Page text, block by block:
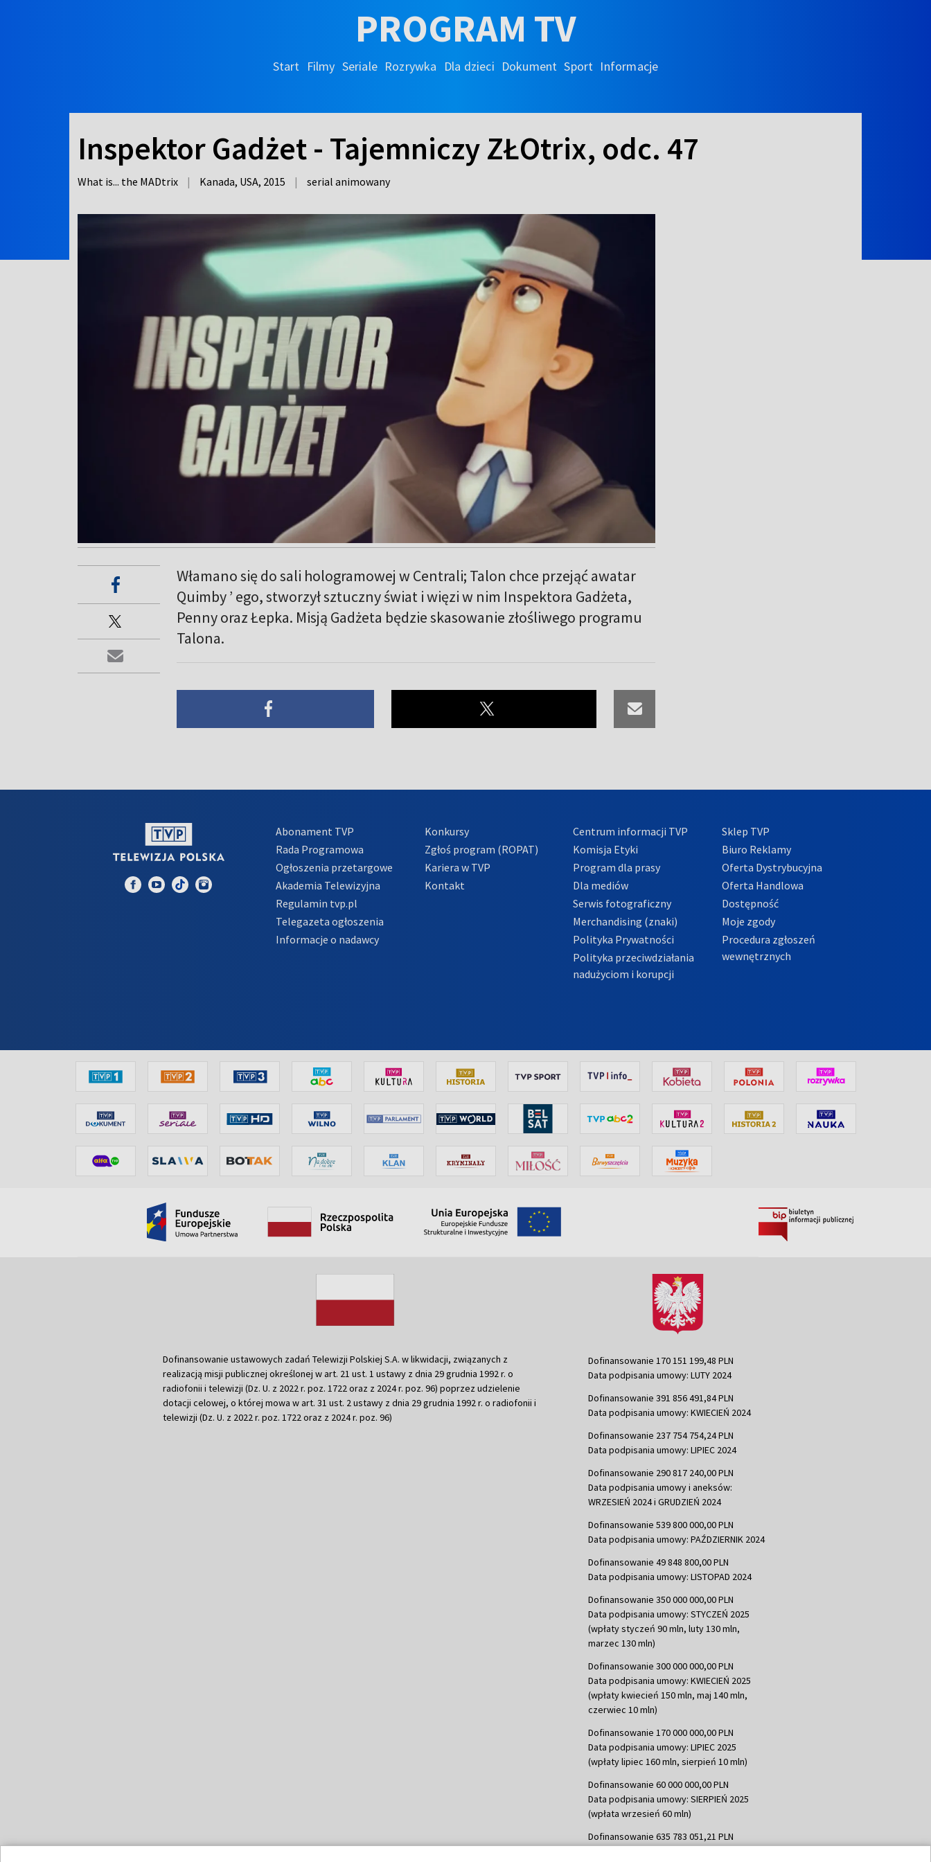
PROGRAM TV
Start Filmy Seriale Rozrywka Dla dzieci Dokument Sport Informacje
Inspektor Gadżet - Tajemniczy ZŁOtrix, odc. 47
What is... the MADtrix | Kanada, USA, 2015 | serial animowany
Włamano się do sali hologramowej w Centrali; Talon chce przejąć awatar
Quimby ’ ego, stworzył sztuczny świat i więzi w nim Inspektora Gadżeta,
Penny oraz Łepka. Misją Gadżeta będzie skasowanie złośliwego programu
Talona.
Abonament TVP
Rada Programowa
Ogłoszenia przetargowe
Akademia Telewizyjna
Regulamin tvp.pl
Telegazeta ogłoszenia
Informacje o nadawcy
Konkursy
Zgłoś program (ROPAT)
Kariera w TVP
Kontakt
Centrum informacji TVP
Komisja Etyki
Program dla prasy
Dla mediów
Serwis fotograficzny
Merchandising (znaki)
Polityka Prywatności
Polityka przeciwdziałania
nadużyciom i korupcji
Sklep TVP
Biuro Reklamy
Oferta Dystrybucyjna
Oferta Handlowa
Dostępność
Moje zgody
Procedura zgłoszeń
wewnętrznych
Dofinansowanie ustawowych zadań Telewizji Polskiej S.A. w likwidacji, związanych z
realizacją misji publicznej określonej w art. 21 ust. 1 ustawy z dnia 29 grudnia 1992 r. o
radiofonii i telewizji (Dz. U. z 2022 r. poz. 1722 oraz z 2024 r. poz. 96) poprzez udzielenie
dotacji celowej, o której mowa w art. 31 ust. 2 ustawy z dnia 29 grudnia 1992 r. o radiofonii i
telewizji (Dz. U. z 2022 r. poz. 1722 oraz z 2024 r. poz. 96)
Dofinansowanie 170 151 199,48 PLN
Data podpisania umowy: LUTY 2024
Dofinansowanie 391 856 491,84 PLN
Data podpisania umowy: KWIECIEŃ 2024
Dofinansowanie 237 754 754,24 PLN
Data podpisania umowy: LIPIEC 2024
Dofinansowanie 290 817 240,00 PLN
Data podpisania umowy i aneksów:
WRZESIEŃ 2024 i GRUDZIEŃ 2024
Dofinansowanie 539 800 000,00 PLN
Data podpisania umowy: PAŹDZIERNIK 2024
Dofinansowanie 49 848 800,00 PLN
Data podpisania umowy: LISTOPAD 2024
Dofinansowanie 350 000 000,00 PLN
Data podpisania umowy: STYCZEŃ 2025
(wpłaty styczeń 90 mln, luty 130 mln,
marzec 130 mln)
Dofinansowanie 300 000 000,00 PLN
Data podpisania umowy: KWIECIEŃ 2025
(wpłaty kwiecień 150 mln, maj 140 mln,
czerwiec 10 mln)
Dofinansowanie 170 000 000,00 PLN
Data podpisania umowy: LIPIEC 2025
(wpłaty lipiec 160 mln, sierpień 10 mln)
Dofinansowanie 60 000 000,00 PLN
Data podpisania umowy: SIERPIEŃ 2025
(wpłata wrzesień 60 mln)
Dofinansowanie 635 783 051,21 PLN